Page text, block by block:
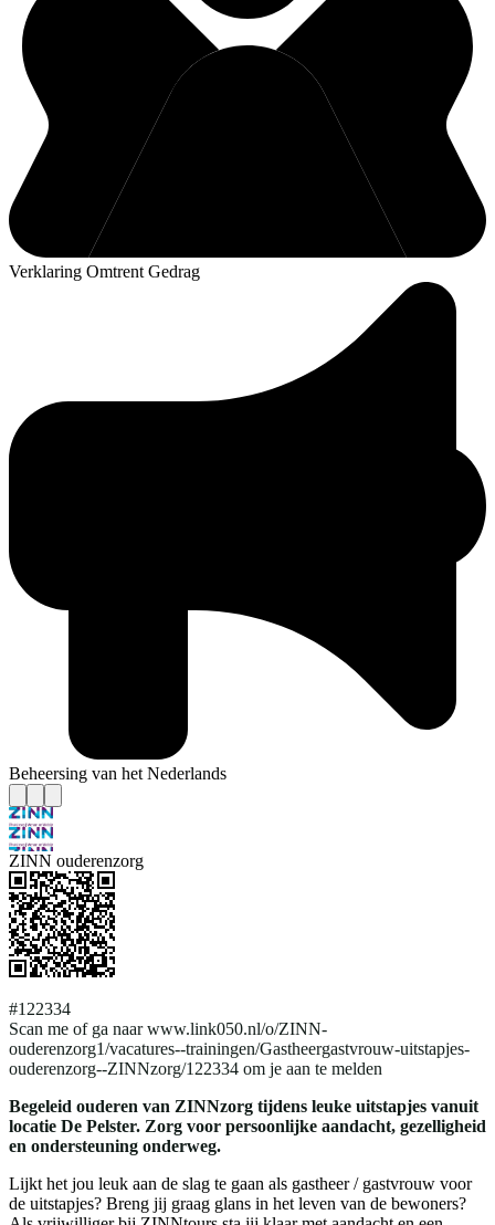
Verklaring Omtrent Gedrag
Beheersing van het Nederlands
ZINN ouderenzorg
#122334
Scan me of ga naar www.link050.nl/o/ZINN-
ouderenzorg1/vacatures--trainingen/Gastheergastvrouw-uitstapjes-
ouderenzorg--ZINNzorg/122334 om je aan te melden
Begeleid ouderen van ZINNzorg tijdens leuke uitstapjes vanuit
locatie De Pelster. Zorg voor persoonlijke aandacht, gezelligheid
en ondersteuning onderweg.
Lijkt het jou leuk aan de slag te gaan als gastheer / gastvrouw voor
de uitstapjes? Breng jij graag glans in het leven van de bewoners?